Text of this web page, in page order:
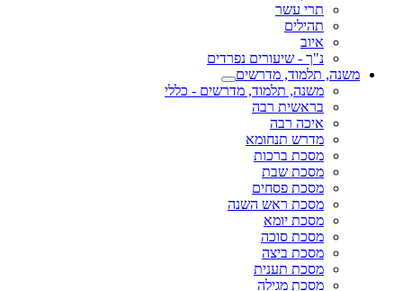
תרי עשר
תהילים
איוב
נ"ך - שיעורים נפרדים
משנה, תלמוד, מדרשים
משנה, תלמוד, מדרשים - כללי
בראשית רבה
איכה רבה
מדרש תנחומא
מסכת ברכות
מסכת שבת
מסכת פסחים
מסכת ראש השנה
מסכת יומא
מסכת סוכה
מסכת ביצה
מסכת תענית
מסכת מגילה